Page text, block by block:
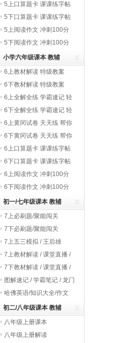
学5上口算题卡 课课练字帖
写字教材
5下口算题卡 课课练字帖
写字教材
5上阅读作文 冲刺100分
5下阅读作文 冲刺100分
小学六年级课本 教辅
6上教材解读 特级教案
6下教材解读 特级教案
6上全解全练 学霸速记 轻
巧夺冠
6下全解全练 学霸速记 轻
巧夺冠
6上黄冈试卷 天天练 帮你
学6下黄冈试卷 天天练 帮你
学6上口算题卡 课课练字帖
写字教材
6下口算题卡 课课练字帖
写字教材
6上阅读作文 冲刺100分
6下阅读作文 冲刺100分
初一/七年级课本 教辅
7上必刷题/聚能闯关
7下必刷题/聚能闯关
7上五三模拟 / 王后雄
7上教材解读 / 课堂直播 /
启东作业
7下教材解读 / 课堂直播 /
启东作业
图解速记 / 学霸笔记 / 龙门
专题
哈佛英语/知识大全/作文
初二/八年级课本 教辅
八年级上册课本
八年级上册解读